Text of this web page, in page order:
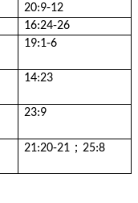
20:9-12
16:24-26
19:1-6
14:23
23:9
21:20-21 ； 25:8